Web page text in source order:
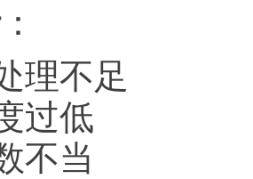
：
理不足
过低
不当